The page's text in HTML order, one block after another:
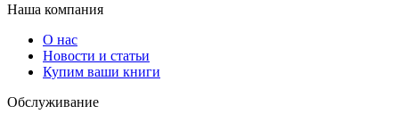
Наша компания
О нас
Новости и статьи
Купим ваши книги
Обслуживание